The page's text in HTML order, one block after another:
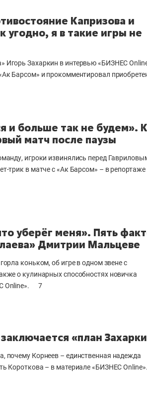
Капризова и
угодно, я в такие игры не
Игорь Захаркин в интервью «БИЗНЕС
Барсом» и прокомментировал
и больше так не будем».
матч после паузы
игроки извинялись перед
трик в матче с «Ак Барсом» – в репортаже
уберёг меня». Пять
Дмитрии Мальцеве
коньком, об игре в одном звене с
о кулинарных способностях новичка
Online».
7
«план
почему Корнеев – единственная надежда
Короткова – в материале «БИЗНЕС Online».